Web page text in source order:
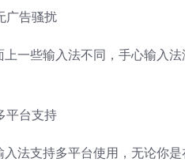
广告骚扰
上一些输入法不同，手心输入
平台支持
入法支持多平台使用，无论你